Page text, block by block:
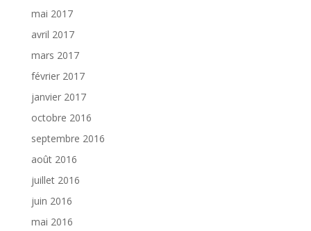
mai 2017
avril 2017
mars 2017
février 2017
janvier 2017
octobre 2016
septembre 2016
août 2016
juillet 2016
juin 2016
mai 2016